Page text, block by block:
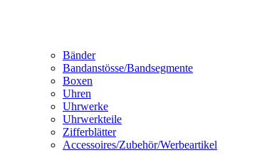
Bänder
Bandanstösse/Bandsegmente
Boxen
Uhren
Uhrwerke
Uhrwerkteile
Zifferblätter
Accessoires/Zubehör/Werbeartikel